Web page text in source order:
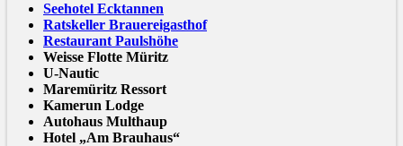
Seehotel Ecktannen
Ratskeller Brauereigasthof
Restaurant Paulshöhe
Weisse Flotte Müritz
U-Nautic
Maremüritz Ressort
Kamerun Lodge
Autohaus Multhaup
Hotel „Am Brauhaus“